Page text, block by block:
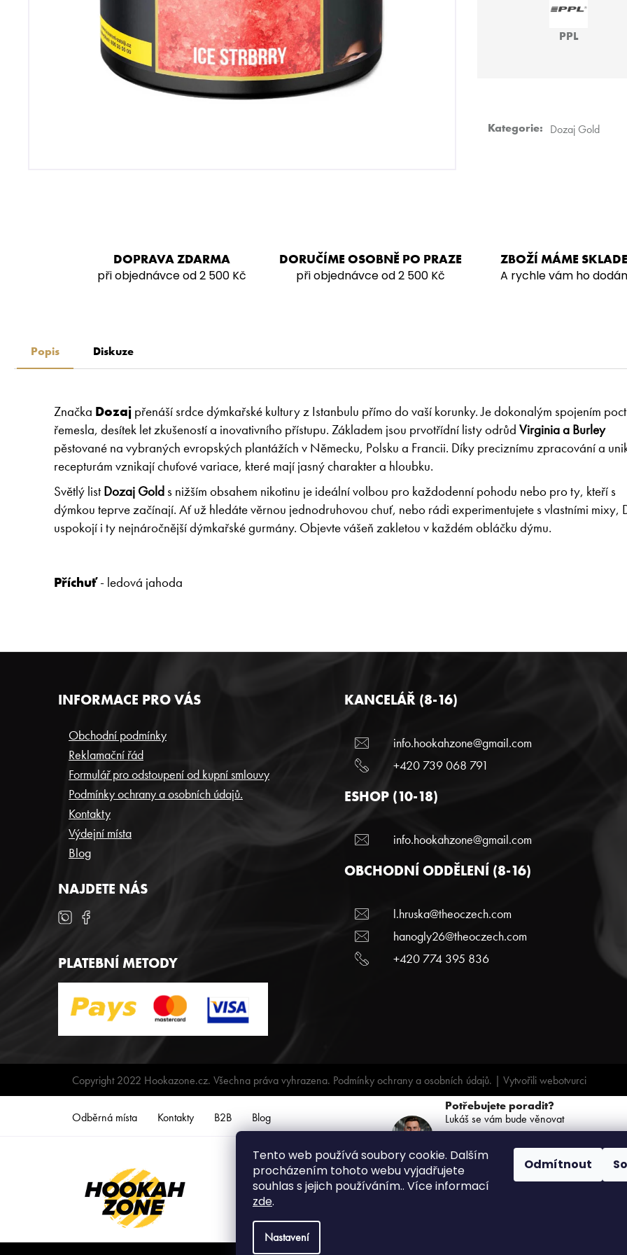
Tento web používá soubory cookie. Dalším
procházením tohoto webu vyjadřujete
souhlas s jejich používáním.. Více informací
zde.
Nastavení
Odmítnout
PPL
Kategorie: Dozaj Gold
DOPRAVA ZDARMA
při objednávce od 2 500 Kč
DORUČÍME OSOBNĚ PO PRAZE
při objednávce od 2 500 Kč
ZBOŽÍ MÁME
A rychle vám ho
Popis Diskuze
Značka Dozaj přenáší srdce dýmkařské kultury z Istanbulu přímo do vaší korunky. Je dokonalým spojením
řemesla, desítek let zkušeností a inovativního přístupu. Základem jsou prvotřídní listy odrůd Virginia a Burley
pěstované na vybraných evropských plantážích v Německu, Polsku a Francii. Díky preciznímu zpracování a
recepturám vznikají chuťové variace, které mají jasný charakter a hloubku.
Světlý list Dozaj Golds nižším obsahem nikotinu je ideální volbou pro každodenní pohodu nebo pro ty, kteří s
dýmkou teprve začínají. Ať už hledáte věrnou jednodruhovou chuť, nebo rádi experimentujete s vlastními mixy,
uspokojí i ty nejnáročnější dýmkařské gurmány. Objevte vášeň zakletou v každém obláčku dýmu.
Příchuť- ledová jahoda
VODNÍ DÝMKA - VZ FREAK
4 990 Kč
HMS BASIC
499 Kč
JO! - POMEL:LA
219 Kč
INFORMACE PRO VÁS
Obchodní podmínky
Reklamační řád
Formulář pro odstoupení od kupní smlouvy
Podmínky ochrany a osobních údajů.
Kontakty
Výdejní místa
Blog
NAJDETE NÁS
PLATEBNÍ METODY
KANCELÁŘ (8-16)
info.hookahzone@gmail.com
+420 739 068 791
ESHOP (10-18)
info.hookahzone@gmail.com
OBCHODNÍ ODDĚLENÍ (8-16)
l.hruska@theoczech.com
hanogly26@theoczech.com
+420 774 395 836
Copyright 2022 Hookazone.cz. Všechna práva vyhrazena. Podmínky ochrany a osobních údajů. | Vytvořiliwebotvurci
Odběrná místa Kontakty B2B Blog
Potřebujete poradit?
Lukáš se vám bude věnovat
(PO-PÁ: 8:00 - 16:00)